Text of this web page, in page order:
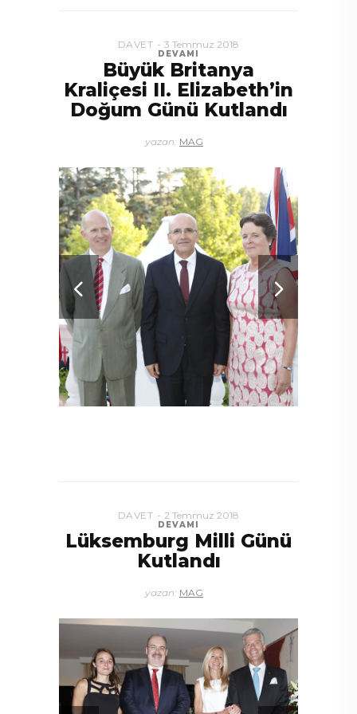
DEVAMI
DAVET 3 Temmuz 2018
Büyük Britanya
Kraliçesi II. Elizabeth’in
Doğum Günü Kutlandı
yazan: MAG
DEVAMI
DAVET 2 Temmuz 2018
Lüksemburg Milli Günü
Kutlandı
yazan: MAG